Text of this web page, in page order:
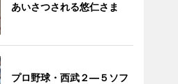
あいさつされる悠仁さま
プロ野球・西武２―５ソフ